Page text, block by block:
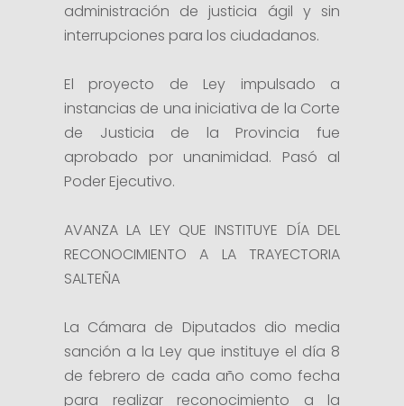
administración de justicia ágil y sin
interrupciones para los ciudadanos.
El proyecto de Ley impulsado a
instancias de una iniciativa de la Corte
de Justicia de la Provincia fue
aprobado por unanimidad. Pasó al
Poder Ejecutivo.
AVANZA LA LEY QUE INSTITUYE DÍA DEL
RECONOCIMIENTO A LA TRAYECTORIA
SALTEÑA
La Cámara de Diputados dio media
sanción a la Ley que instituye el día 8
de febrero de cada año como fecha
para realizar reconocimiento a la